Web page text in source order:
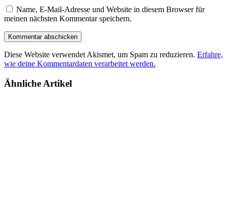
Name, E-Mail-Adresse und Website in diesem Browser für
meinen nächsten Kommentar speichern.
Diese Website verwendet Akismet, um Spam zu reduzieren. Erfahre,
wie deine Kommentardaten verarbeitet werden.
Ähnliche Artikel